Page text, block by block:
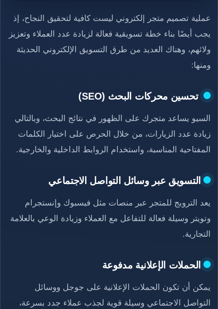
عملية تصميم متجر إلكتروني ليست كافية لتحقيق النجاح، إذ
يجب أيضًا بناء خطة تسويقية فعالة لزيادة عدد العملاء وتعزيز
ولائهم، وهناك العديد من طرق التسويق الإلكتروني الحديثة
ومنها:
تحسين محركات البحث (SEO)
السيو يساعد متجرك على الظهور في نتائج البحث، وبالتالي
زيادة عدد الزيارات، من خلال الحرص على اختيار الكلمات
المفتاحية المناسبة، واستخدام الروابط الداخلية والخارجية.
التسويق عبر وسائل التواصل الاجتماعي
يعد الترويج للمتجر عبر منصات مثل فيسبوك وإنستجرام
وتويتر وسيلة فعالة للتفاعل مع العملاء وزيادة الوعي بالعلامة
التجارية.
الحملات الإعلانية مدفوعة
يمكن أن تكون الحملات الإعلانية على جوجل ووسائل
التواصل الاجتماعي وسيلة قوية لجذب عملاء جدد بسرعة،